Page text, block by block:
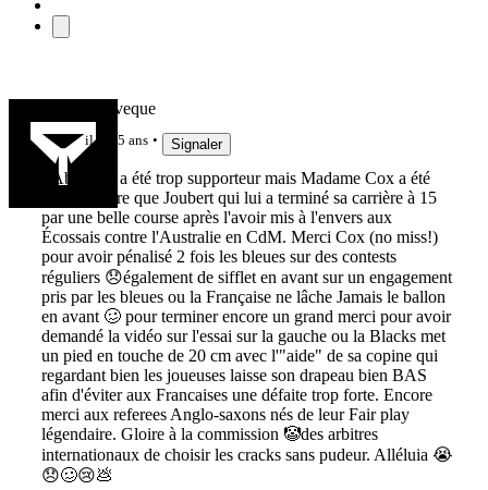
Francis Leveque
il y a 5 ans Signaler
J Abeilhou a été trop supporteur mais Madame Cox a été
elle bien pire que Joubert qui lui a terminé sa carrière à 15
par une belle course après l'avoir mis à l'envers aux
Écossais contre l'Australie en CdM. Merci Cox (no miss!)
pour avoir pénalisé 2 fois les bleues sur des contests
réguliers 😞également de sifflet en avant sur un engagement
pris par les bleues ou la Française ne lâche Jamais le ballon
en avant 🥴 pour terminer encore un grand merci pour avoir
demandé la vidéo sur l'essai sur la gauche ou la Blacks met
un pied en touche de 20 cm avec l'"aide" de sa copine qui
regardant bien les joueuses laisse son drapeau bien BAS
afin d'éviter aux Francaises une défaite trop forte. Encore
merci aux referees Anglo-saxons nés de leur Fair play
légendaire. Gloire à la commission 🤡des arbitres
internationaux de choisir les cracks sans pudeur. Alléluia 😭
😞🥴😢💩